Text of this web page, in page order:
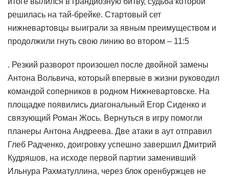
решилась на тай-брейке. Стартовый сет
нижневартовцы выиграли за явным преимуществом и
продолжили гнуть свою линию во втором – 11:5
. Резкий разворот произошел после двойной замены
Антона Вольвича, который впервые в жизни руководил
командой соперников в родном Нижневартовске. На
площадке появились диагональный Егор Сиденко и
связующий Роман Жось. Вернуться в игру помогли
планеры Антона Андреева. Две атаки в аут отправил
Глеб Радченко, доигровку успешно завершил Дмитрий
Кудряшов, на исходе первой партии заменивший
Ильнура Рахматуллина, через блок оренбуржцев не